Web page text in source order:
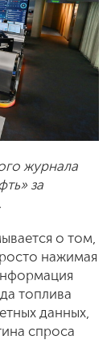
журнала
за
о том,
нажимая
топлива
данных,
спроса